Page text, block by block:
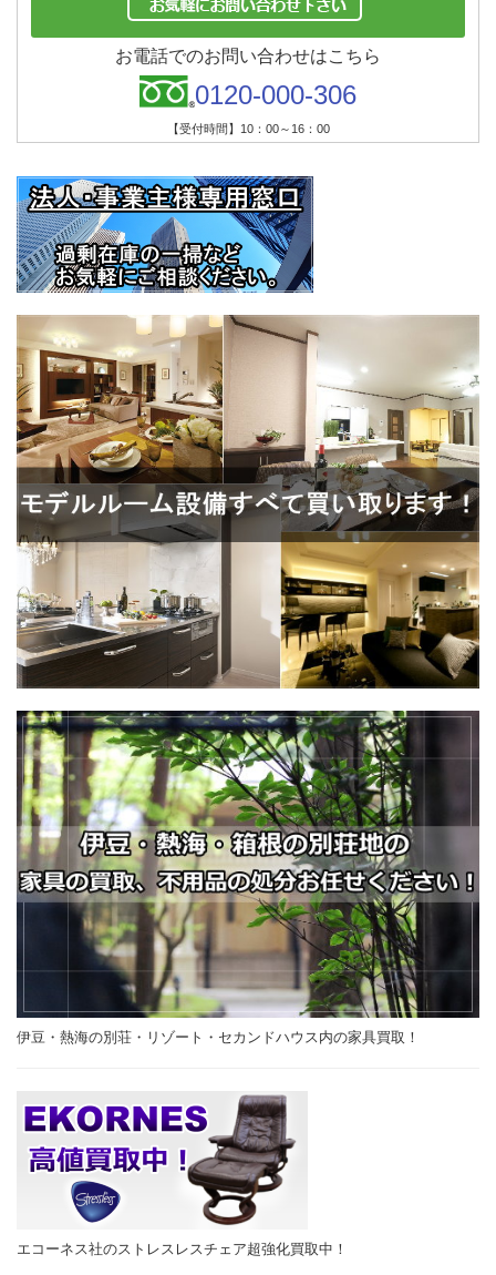
お電話でのお問い合わせはこちら
0120-000-306
【受付時間】10：00～16：00
伊豆・熱海の別荘・リゾート・セカンドハウス内の家具買取！
エコーネス社のストレスレスチェア超強化買取中！